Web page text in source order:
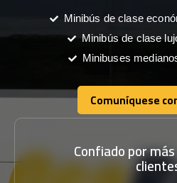
Minibús de clase
Minibús de clase
Minibuses
Comuníquese
Comuníquese
Confiado por